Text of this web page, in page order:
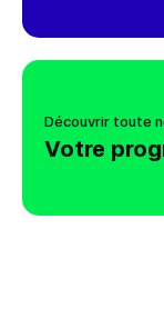
Découvrir toute
Votre